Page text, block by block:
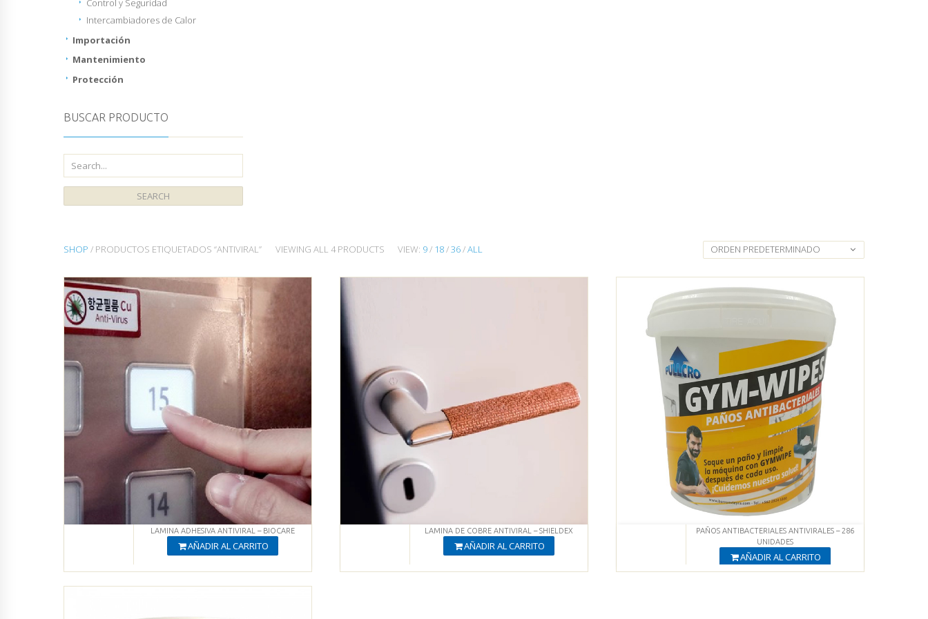
Control y Seguridad
Intercambiadores de Calor
Importación
Mantenimiento
Protección
BUSCAR PRODUCTO
SHOP / PRODUCTOS ETIQUETADOS “ANTIVIRAL” VIEWING ALL 4 PRODUCTS VIEW: 9/ 18/36/ALL ORDEN PREDETERMINADO
LAMINA ADHESIVA ANTIVIRAL – BIOCARE
AÑADIR AL CARRITO
Producto Agregado
LAMINA DE COBRE ANTIVIRAL – SHIELDEX
AÑADIR AL CARRITO
PAÑOS ANTIBACTERIALES ANTIVIRALES – 286
UNIDADES
AÑADIR AL CARRITO